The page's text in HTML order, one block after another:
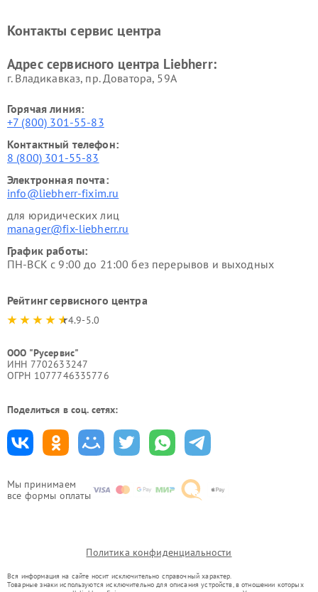
Мы принимаем
все формы оплаты
Контакты сервис центра
Адрес сервисного центра Liebherr:
г. Владикавказ, пр. Доватора, 59А
Горячая линия:
+7 (800) 301-55-83
Контактный телефон:
8 (800) 301-55-83
Электронная почта:
info@liebherr-fixim.ru
для юридических лиц
manager@fix-liebherr.ru
График работы:
ПН-ВСК с 9:00 до 21:00 без перерывов и выходных
Рейтинг сервисного центра
4.9-5.0
ООО "Русервис"
ИНН 7702633247
ОГРН 1077746335776
Поделиться в соц. сетях:
Политика конфиденциальности
Вся информация на сайте носит исключительно справочный характер.
Товарные знаки используются исключительно для описания устройств, в отношении которых